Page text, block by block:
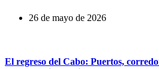
26 de mayo de 2026
El regreso del Cabo: Puertos,